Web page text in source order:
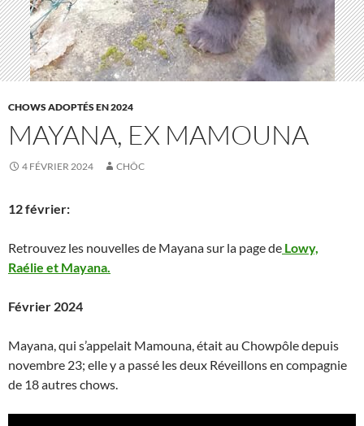
CHOWS ADOPTÉS EN 2024
MAYANA, EX MAMOUNA
4 FÉVRIER 2024 CHÔC
12 février:
Retrouvez les nouvelles de Mayana sur la page de Lowy,
Raélie et Mayana.
Février 2024
Mayana, qui s’appelait Mamouna, était au Chowpôle depuis
novembre 23; elle y a passé les deux Réveillons en compagnie
de 18 autres chows.